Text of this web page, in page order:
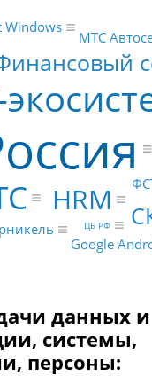
HRM
МТС
Google
Windows
ЦБ РФ
данных и
системы,
персоны: